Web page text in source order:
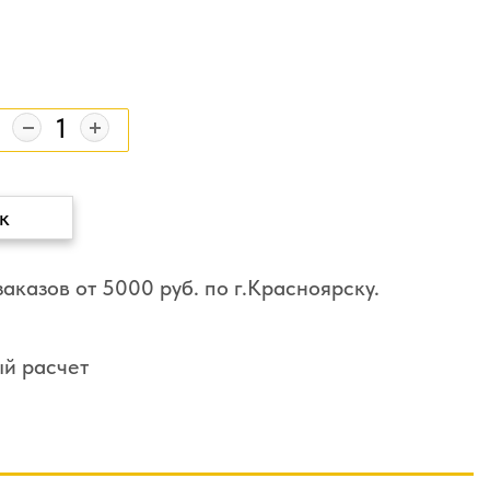
от 5000 руб. по г.Красноярску.
расчет